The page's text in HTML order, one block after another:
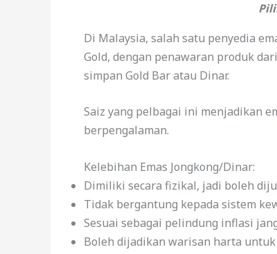
Di Malaysia, salah satu penyedia
Gold, dengan penawaran produk
simpan Gold Bar atau Dinar.
Saiz yang pelbagai ini menjadikan
berpengalaman.
Kelebihan Emas Jongkong/Dinar:
Dimiliki secara fizikal, jadi boleh
Tidak bergantung kepada sistem
Sesuai sebagai pelindung inflasi
Boleh dijadikan warisan harta untuk